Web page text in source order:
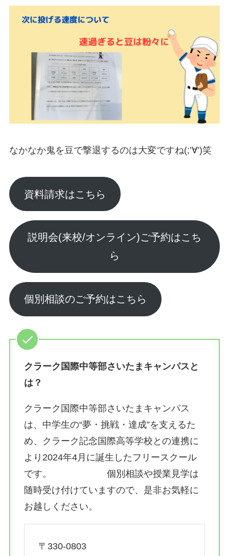
なかなか鬼を豆で撃退するのは大変ですね(;’∀’)笑
資料請求はこちら
説明会(来校/オンライン)ご予約はこち
ら
個別相談のご予約はこちら
クラーク国際中等部さいたまキャンパスと
は？
クラーク国際中等部さいたまキャンパス
は、中学生の“夢・挑戦・達成”を支えるた
め、クラーク記念国際高等学校との連携に
より2024年4月に誕生したフリースクール
です。 個別相談や授業見学は
随時受け付けていますので、是非お気軽に
お越しください。
〒330-0803